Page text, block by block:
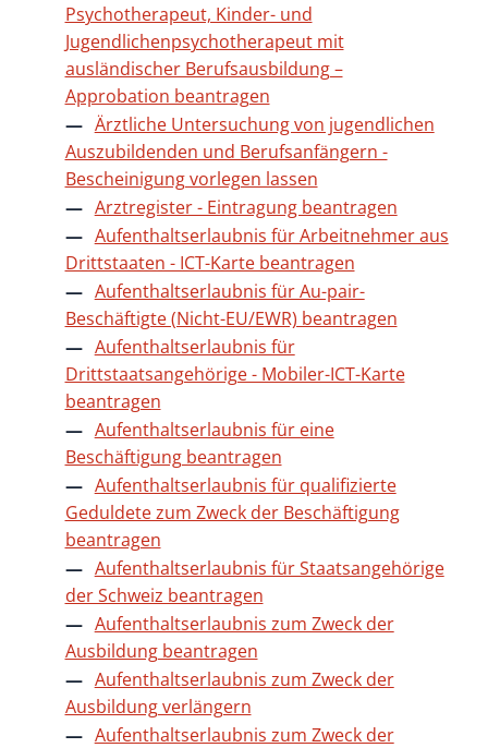
Psychotherapeut, Kinder- und
Jugendlichenpsychotherapeut mit
ausländischer Berufsausbildung –
Approbation beantragen
Ärztliche Untersuchung von jugendlichen
Auszubildenden und Berufsanfängern -
Bescheinigung vorlegen lassen
Arztregister - Eintragung beantragen
Aufenthaltserlaubnis für Arbeitnehmer aus
Drittstaaten - ICT-Karte beantragen
Aufenthaltserlaubnis für Au-pair-
Beschäftigte (Nicht-EU/EWR) beantragen
Aufenthaltserlaubnis für
Drittstaatsangehörige - Mobiler-ICT-Karte
beantragen
Aufenthaltserlaubnis für eine
Beschäftigung beantragen
Aufenthaltserlaubnis für qualifizierte
Geduldete zum Zweck der Beschäftigung
beantragen
Aufenthaltserlaubnis für Staatsangehörige
der Schweiz beantragen
Aufenthaltserlaubnis zum Zweck der
Ausbildung beantragen
Aufenthaltserlaubnis zum Zweck der
Ausbildung verlängern
Aufenthaltserlaubnis zum Zweck der